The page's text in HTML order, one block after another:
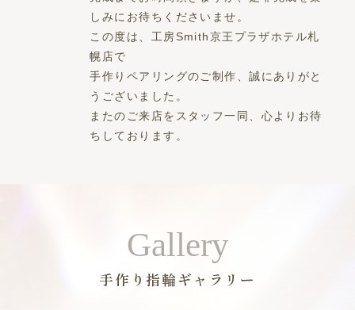
しみにお待ちくださいませ。
この度は、工房Smith京王プラザホテル札
幌店で
手作りペアリングのご制作、誠にありがと
うございました。
またのご来店をスタッフ一同、心よりお待
ちしております。
Gallery
手作り指輪ギャラリー